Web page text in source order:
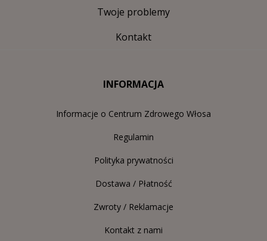
Twoje problemy
Kontakt
INFORMACJA
Informacje o Centrum Zdrowego Włosa
Regulamin
Polityka prywatności
Dostawa / Płatność
Zwroty / Reklamacje
Kontakt z nami